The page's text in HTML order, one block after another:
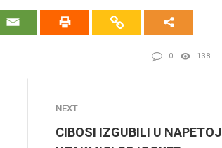
0 138
NEXT
CIBOSI IZGUBILI U NAPETOJ